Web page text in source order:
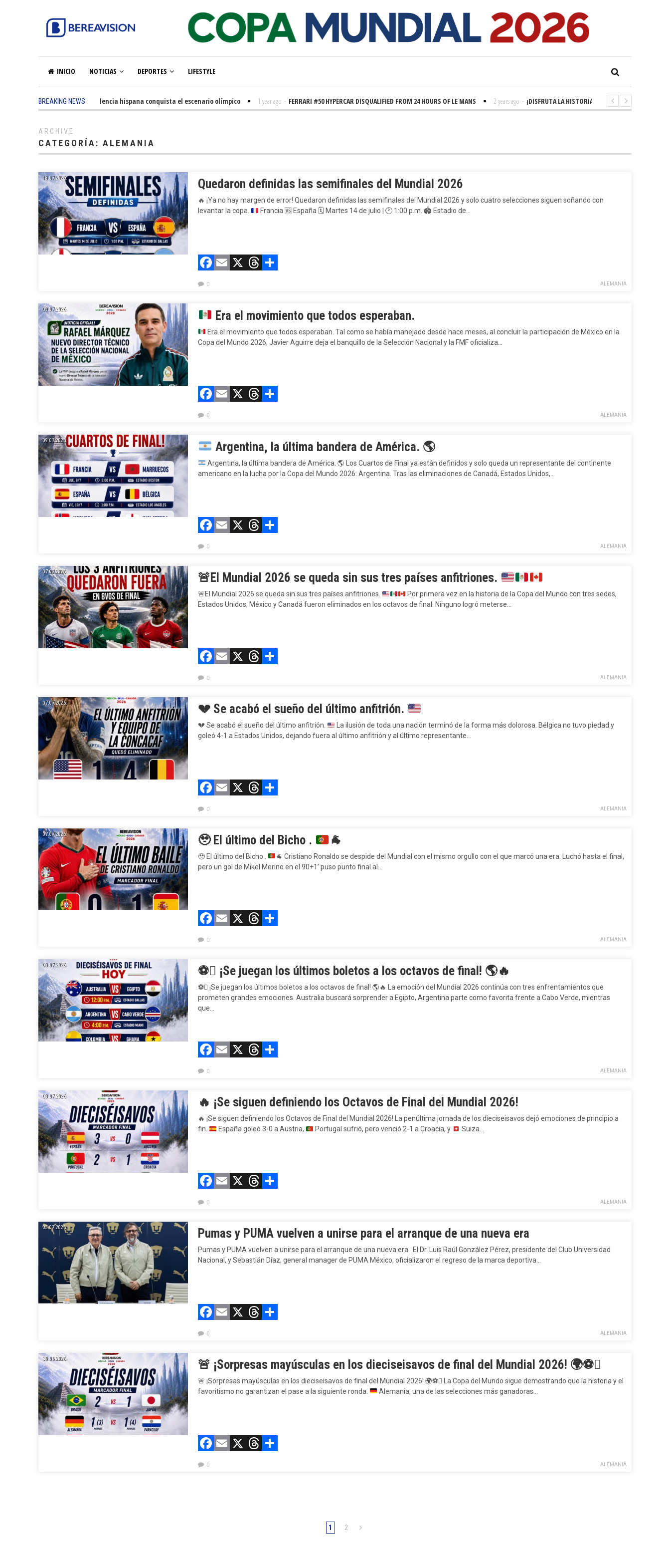
INICIO NOTICIAS DEPORTES LIFESTYLE
BREAKING NEWS
5 months ago - La excelencia hispana conquista el escenario olímpico 1 year ago - FERRARI #50 HYPERCAR DISQUALIFIED FROM 24 HOURS OF LE MANS 2 years ago - ¡DISFRUTA LA HISTORIA! 'LA GRANDE SEINE'
ARCHIVE
CATEGORÍA: ALEMANIA
13.07.2026. Quedaron definidas las semifinales del Mundial 2026
🔥 ¡Ya no hay margen de error! Quedaron definidas las semifinales del Mundial 2026 y solo cuatro selecciones siguen soñando con
levantar la copa.
Francia 🆚 España 🗓️ Martes 14 de julio | 🕐1:00 p.m. 🏟️ Estadio de…
Facebook
Email
X Threads
ALEMANIA
0
09.07.2026. Era el movimiento que todos esperaban.
Era el movimiento que todos esperaban. Tal como se había manejado desde hace meses, al concluir la participación de México en la
Copa del Mundo 2026, Javier Aguirre deja el banquillo de la Selección Nacional y la FMF oficializa…
Facebook
Email
X Threads
ALEMANIA
0
09.07.2026. Argentina, la última bandera de América. 🌎
Argentina, la última bandera de América. 🌎 Los Cuartos de Final ya están definidos y solo queda un representante del continente
americano en la lucha por la Copa del Mundo 2026: Argentina. Tras las eliminaciones de Canadá, Estados Unidos,…
Facebook
Email
X Threads
ALEMANIA
0
07.07.2026. 🚨 El Mundial 2026 se queda sin sus tres países anfitriones.
🚨El Mundial 2026 se queda sin sus tres países anfitriones.
Por primera vez en la historia de la Copa del Mundo con tres sedes,
Estados Unidos, México y Canadá fueron eliminados en los octavos de final. Ninguno logró meterse…
Facebook
Email
X Threads
ALEMANIA
0
07.07.2026. 💔 Se acabó el sueño del último anfitrión.
💔 Se acabó el sueño del último anfitrión.
La ilusión de toda una nación terminó de la forma más dolorosa. Bélgica no tuvo piedad y
goleó 4-1 a Estados Unidos, dejando fuera al último anfitrión y al último representante…
Facebook
Email
X Threads
ALEMANIA
0
07.07.2026. 🥹El último del Bicho . 🐐
🥹 El último del Bicho . 🐐 Cristiano Ronaldo se despide del Mundial con el mismo orgullo con el que marcó una era. Luchó hasta el final,
pero un gol de Mikel Merino en el 90+1’ puso punto final al…
Facebook
Email
X Threads
ALEMANIA
0
03.07.2026. ⚽ ¡Se juegan los últimos boletos a los octavos de final! 🌎🔥
⚽ ¡Se juegan los últimos boletos a los octavos de final! 🌎🔥 La emoción del Mundial 2026 continúa con tres enfrentamientos que
prometen grandes emociones. Australia buscará sorprender a Egipto, Argentina parte como favorita frente a Cabo Verde, mientras
que…
Facebook
Email
X Threads
ALEMANIA
0
03.07.2026. 🔥 ¡Se siguen definiendo los Octavos de Final del Mundial 2026!
🔥 ¡Se siguen definiendo los Octavos de Final del Mundial 2026! La penúltima jornada de los dieciseisavos dejó emociones de principio a
fin.
España goleó 3-0 a Austria, Portugal sufrió, pero venció 2-1 a Croacia, y Suiza…
Facebook
Email
X Threads
ALEMANIA
0
03.07.2026. Pumas y PUMA vuelven a unirse para el arranque de una nueva era
Pumas y PUMA vuelven a unirse para el arranque de una nueva era El Dr. Luis Raúl González Pérez, presidente del Club Universidad
Nacional, y Sebastián Díaz, general manager de PUMA México, oficializaron el regreso de la marca deportiva…
Facebook
Email
X Threads
ALEMANIA
0
30.06.2026. 🚨 ¡Sorpresas mayúsculas en los dieciseisavos de final del Mundial 2026! 🌍⚽
🚨 ¡Sorpresas mayúsculas en los dieciseisavos de final del Mundial 2026! 🌍⚽ La Copa del Mundo sigue demostrando que la historia y el
favoritismo no garantizan el pase a la siguiente ronda.
Alemania, una de las selecciones más ganadoras…
Facebook
Email
X Threads
ALEMANIA
0
1 2